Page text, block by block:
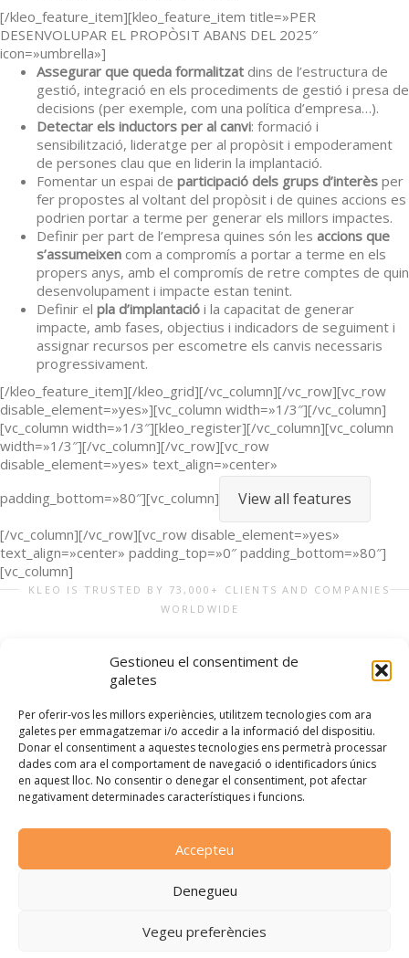
Gestioneu el consentiment de
galetes
Per oferir-vos les millors experiències, utilitzem tecnologies com ara
galetes per emmagatzemar i/o accedir a la informació del dispositiu.
Donar el consentiment a aquestes tecnologies ens permetrà processar
dades com ara el comportament de navegació o identificadors únics
en aquest lloc. No consentir o denegar el consentiment, pot afectar
negativament determinades característiques i funcions.
Accepteu
Denegueu
Vegeu preferències
[/kleo_feature_item][kleo_feature_item title=»PER
DESENVOLUPAR EL PROPÒSIT ABANS DEL 2025″
icon=»umbrella»]
Assegurar que queda formalitzat dins de l’estructura de
gestió, integració en els procediments de gestió i presa de
decisions (per exemple, com una política d’empresa…).
Detectar els inductors per al canvi: formació i
sensibilització, lideratge per al propòsit i empoderament
de persones clau que en liderin la implantació.
Fomentar un espai de participació dels grups d’interès per
fer propostes al voltant del propòsit i de quines accions es
podrien portar a terme per generar els millors impactes.
Definir per part de l’empresa quines són les accions que
s’assumeixen com a compromís a portar a terme en els
propers anys, amb el compromís de retre comptes de quin
desenvolupament i impacte estan tenint.
Definir el pla d’implantació i la capacitat de generar
impacte, amb fases, objectius i indicadors de seguiment i
assignar recursos per escometre els canvis necessaris
progressivament.
[/kleo_feature_item][/kleo_grid][/vc_column][/vc_row][vc_row
disable_element=»yes»][vc_column width=»1/3″][/vc_column]
[vc_column width=»1/3″][kleo_register][/vc_column][vc_column
width=»1/3″][/vc_column][/vc_row][vc_row
disable_element=»yes» text_align=»center»
padding_bottom=»80″][vc_column]
View all features
[/vc_column][/vc_row][vc_row disable_element=»yes»
text_align=»center» padding_top=»0″ padding_bottom=»80″]
[vc_column]
KLEO IS TRUSTED BY 73,000+ CLIENTS AND COMPANIES
WORLDWIDE
COMPARTIU-HO
©2026 Manifest per una Economia amb Propòsit